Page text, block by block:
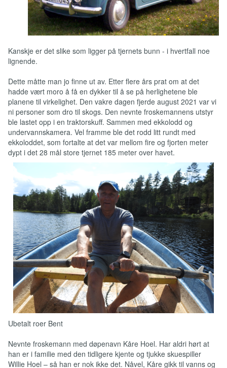
Kanskje er det slike som ligger på tjernets bunn - i hvertfall noe
lignende.
Dette måtte man jo finne ut av. Etter flere års prat om at det
hadde vært moro å få en dykker til å se på herlighetene ble
planene til virkelighet. Den vakre dagen fjerde august 2021 var vi
ni personer som dro til skogs. Den nevnte froskemannens utstyr
ble lastet opp i en traktorskuff. Sammen med ekkolodd og
undervannskamera. Vel framme ble det rodd litt rundt med
ekkoloddet, som fortalte at det var mellom fire og fjorten meter
dypt i det 28 mål store tjernet 185 meter over havet.
Ubetalt roer Bent
Nevnte froskemann med døpenavn Kåre Hoel. Har aldri hørt at
han er i familie med den tidligere kjente og tjukke skuespiller
Willie Hoel – så han er nok ikke det. Nåvel, Kåre gikk til vanns og